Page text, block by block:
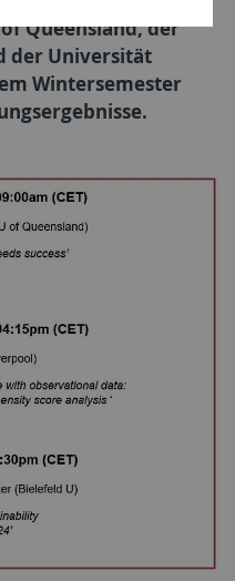
Queensland, der
der Universität
Wintersemester